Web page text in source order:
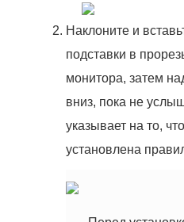
Наклоните и
подставки в
монитора, затем
вниз, пока не
указывает на то,
установлена